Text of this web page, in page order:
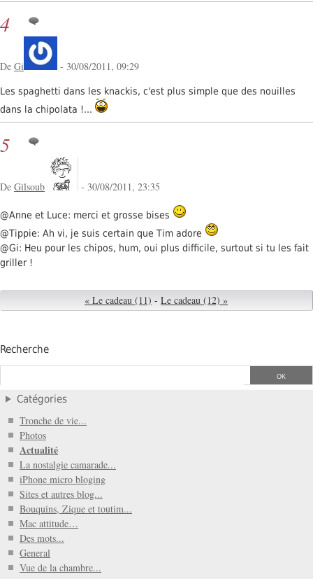
4
De Gi - 30/08/2011, 09:29
Les spaghetti dans les knackis, c'est plus simple que des nouilles
dans la chipolata !...
5
De Gilsoub - 30/08/2011, 23:35
@Anne et Luce: merci et grosse bises
@Tippie: Ah vi, je suis certain que Tim adore
@Gi: Heu pour les chipos, hum, oui plus difficile, surtout si tu les fait
griller !
« Le cadeau (11) - Le cadeau (12) »
Recherche
Catégories
Tronche de vie...
Photos
Actualité
La nostalgie camarade...
iPhone micro bloging
Sites et autres blog...
Bouquins, Zique et toutim...
Mac attitude…
Des mots...
General
Vue de la chambre...